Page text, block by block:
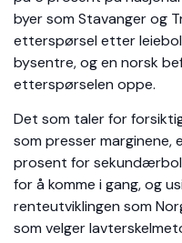
byer som Stavanger og
etterspørsel etter
bysentre, og en norsk
etterspørselen oppe.
Det som taler for
som presser
prosent for
for å komme i gang, og
renteutviklingen som
som velger